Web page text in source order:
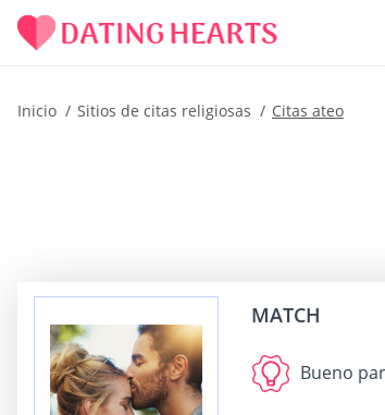
Inicio Sitios de citas religiosas Citas ateo
MATCH
Bueno